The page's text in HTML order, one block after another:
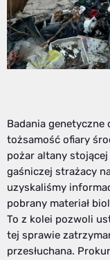
Badania genetyczne
tożsamość ofiary
pożar altany
gaśniczej strażacy
uzyskaliśmy
pobrany materiał
To z kolei pozwoli
tej sprawie
przesłuchana.